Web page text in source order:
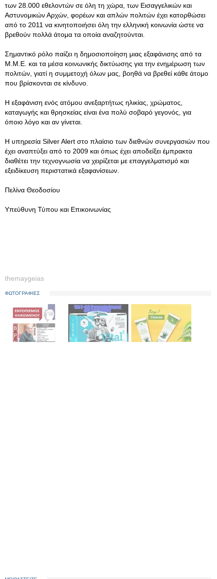
των 28.000 εθελοντών σε όλη τη χώρα, των Εισαγγελικών και
Αστυνομικών Αρχών, φορέων και απλών πολιτών έχει κατορθώσει
από το 2011 να κινητοποιήσει όλη την ελληνική κοινωνία ώστε να
βρεθούν πολλά άτομα τα οποία αναζητούνται.
Σημαντικό ρόλο παίζει η δημοσιοποίηση μιας εξαφάνισης από τα
Μ.Μ.Ε. και τα μέσα κοινωνικής δικτύωσης για την ενημέρωση των
πολιτών, γιατί η συμμετοχή όλων μας, βοηθά να βρεθεί κάθε άτομο
που βρίσκονται σε κίνδυνο.
Η εξαφάνιση ενός ατόμου ανεξαρτήτως ηλικίας, χρώματος,
καταγωγής και θρησκείας είναι ένα πολύ σοβαρό γεγονός, για
όποιο λόγο και αν γίνεται.
Η υπηρεσία Silver Alert στο πλαίσιο των διεθνών συνεργασιών που
έχει αναπτύξει από το 2009 και όπως έχει αποδείξει έμπρακτα
διαθέτει την τεχνογνωσία να χειρίζεται με επαγγελματισμό και
εξειδίκευση περιστατικά εξαφανίσεων.
Πελίνα Θεοδοσίου
Υπεύθυνη Τύπου και Επικοινωνίας
themaygeias
ΦΩΤΟΓΡΑΦΙΕΣ